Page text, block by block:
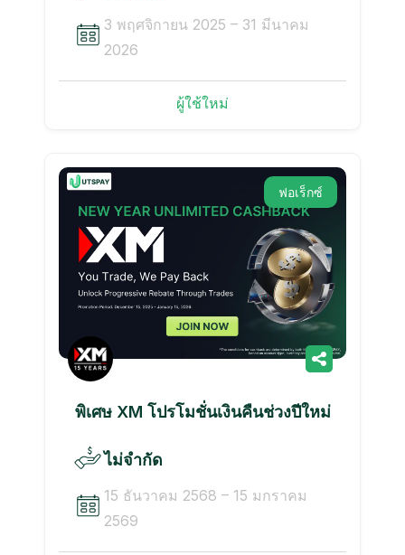
3 พฤศจิกายน 2025 – 31 มีนาคม
2026
ผู้ใช้ใหม่
ฟอเร็กซ์
พิเศษ XM โปรโมชั่นเงินคืนช่วงปีใหม่
ไม่จำกัด
15 ธันวาคม 2568 – 15 มกราคม
2569